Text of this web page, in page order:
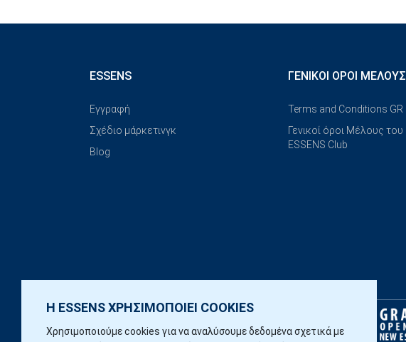
Η ESSENS ΧΡΗΣΙΜΟΠΟΙΕΙ COOKIES
Χρησιμοποιούμε cookies για να αναλύσουμε δεδομένα σχετικά με
ESSENS
Εγγραφή
Σχέδιο μάρκετινγκ
Blog
ΓΕΝΙΚΟΊ ΌΡΟΙ ΜΈΛΟΥΣ
Terms and Conditions GR
Γενικοί όροι Μέλους του
ESSENS Club